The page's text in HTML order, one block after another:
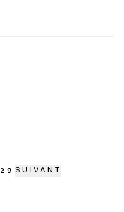
29SUIVANT